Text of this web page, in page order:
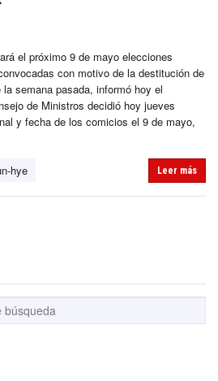
el próximo 9 de mayo elecciones
con motivo de la destitución de
semana pasada, informó hoy el
de Ministros decidió hoy jueves
y fecha de los comicios el 9 de mayo,
hye Leer más